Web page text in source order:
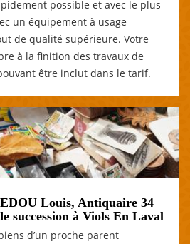
possible et avec le plus
un équipement à usage
de qualité supérieure. Votre
à la finition des travaux de
être inclut dans le tarif.
Louis, Antiquaire 34
succession à Viols En Laval
d’un proche parent